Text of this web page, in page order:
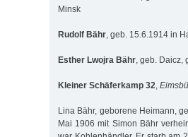
Minsk
Rudolf Bähr , geb. 15.6.1914 in
Esther Lwojra Bähr , geb.
Kleiner Schäferkamp 32
Lina Bähr, geborene Heimann,
Mai 1906 mit Simon Bähr